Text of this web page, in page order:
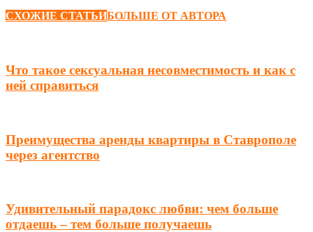
СХОЖИЕ СТАТЬИБОЛЬШЕ ОТ АВТОРА
Что такое сексуальная несовместимость и как с
ней справиться
Преимущества аренды квартиры в Ставрополе
через агентство
Удивительный парадокс любви: чем больше
отдаешь – тем больше получаешь